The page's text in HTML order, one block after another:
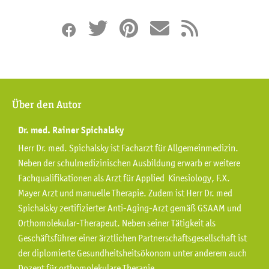
Über den Autor
Dr. med. Rainer Spichalsky
Herr Dr. med. Spichalsky ist Facharzt für Allgemeinmedizin.
Neben der schulmedizinischen Ausbildung erwarb er weitere
Fachqualifikationen als Arzt für Applied Kinesiology, F.X.
Mayer Arzt und manuelle Therapie. Zudem ist Herr Dr. med
Spichalsky zertifizierter Anti-Aging-Arzt gemäß GSAAM und
Orthomolekular-Therapeut. Neben seiner Tätigkeit als
Geschäftsführer einer ärztlichen Partnerschaftsgesellschaft ist
der diplomierte Gesundheitsheitsökonom unter anderem auch